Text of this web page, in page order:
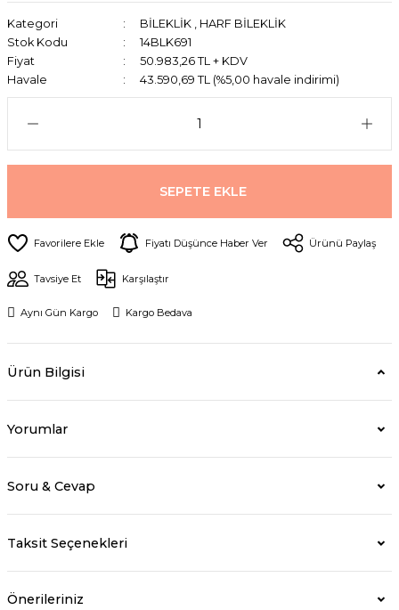
Kategori BİLEKLİK , HARF BİLEKLİK
Stok Kodu
14BLK691
Fiyat
50.983,26 TL + KDV
Havale
43.590,69 TL (%5,00 havale indirimi)
SEPETE EKLE
Fiyatı Düşünce Haber Ver Ürünü Paylaş
Tavsiye Et Karşılaştır
Aynı Gün Kargo Kargo Bedava
Ürün Bilgisi
Yorumlar
Soru & Cevap
Taksit Seçenekleri
Önerileriniz